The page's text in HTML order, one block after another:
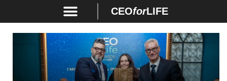
CEOforLIFE